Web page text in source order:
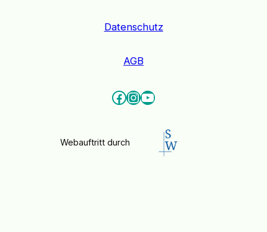
Datenschutz
AGB
Facebook
Instagram
YouTube
Webauftritt durch